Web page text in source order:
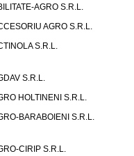
AGRO S.R.L.
AGRO S.R.L.
S.R.L.
S.R.L.
HOLTINENI S.R.L.
BARABOIENI S.R.L.
CIRIP S.R.L.